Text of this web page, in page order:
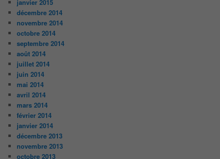
janvier 2015
décembre 2014
novembre 2014
octobre 2014
septembre 2014
août 2014
juillet 2014
juin 2014
mai 2014
avril 2014
mars 2014
février 2014
janvier 2014
décembre 2013
novembre 2013
octobre 2013